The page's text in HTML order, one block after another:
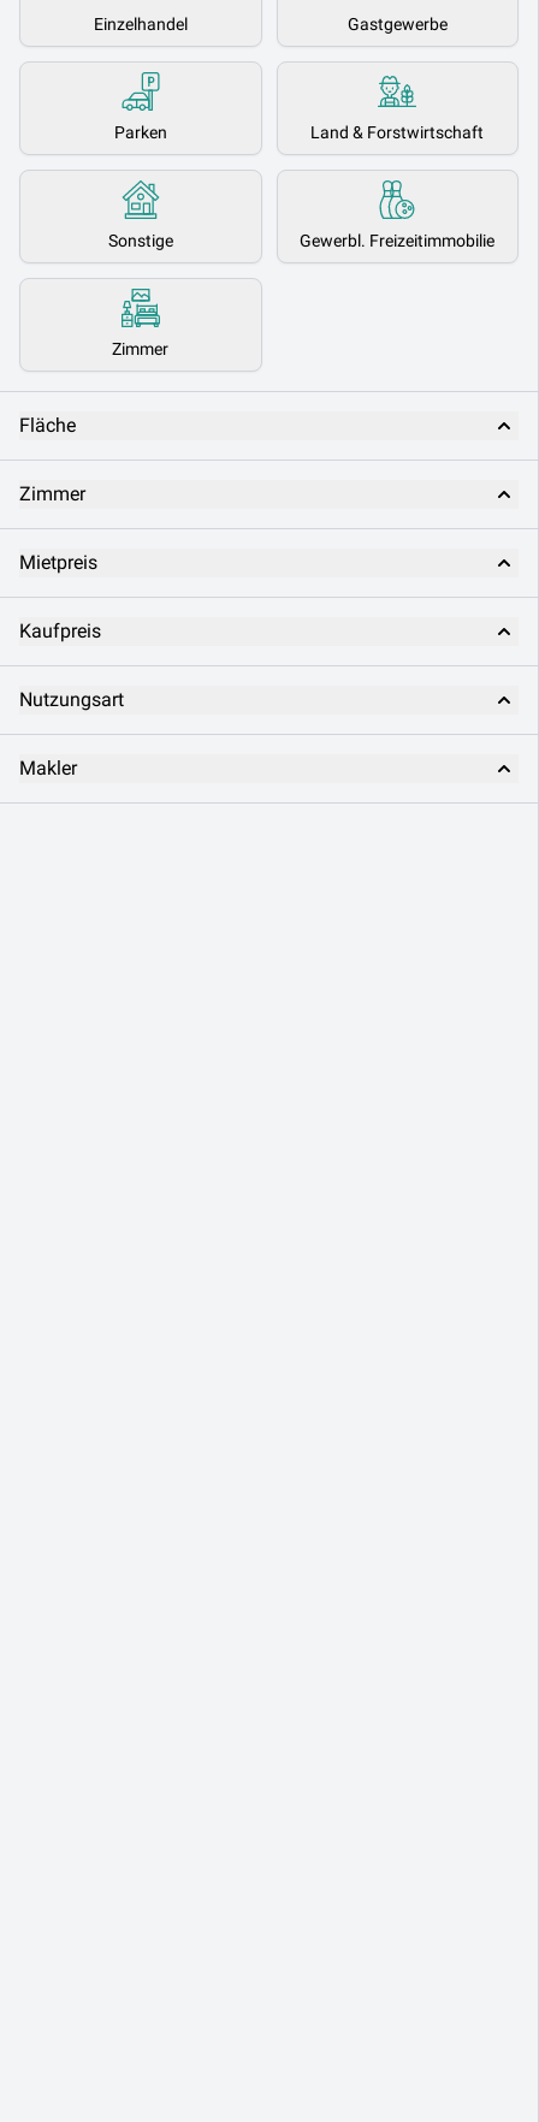
Einzelhandel Gastgewerbe
Parken Land & Forstwirtschaft
Sonstige Gewerbl. Freizeitimmobilie
Zimmer
Fläche
Zimmer
Mietpreis
Kaufpreis
Nutzungsart
Makler